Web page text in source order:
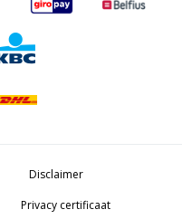
Disclaimer
Privacy certificaat